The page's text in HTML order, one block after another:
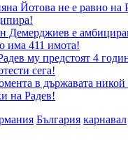
Йотова не е равно на
Демерджиев е
има 411 имота!
му предстоят 4
сега!
в държавата никой
на Радев!
България карнавал